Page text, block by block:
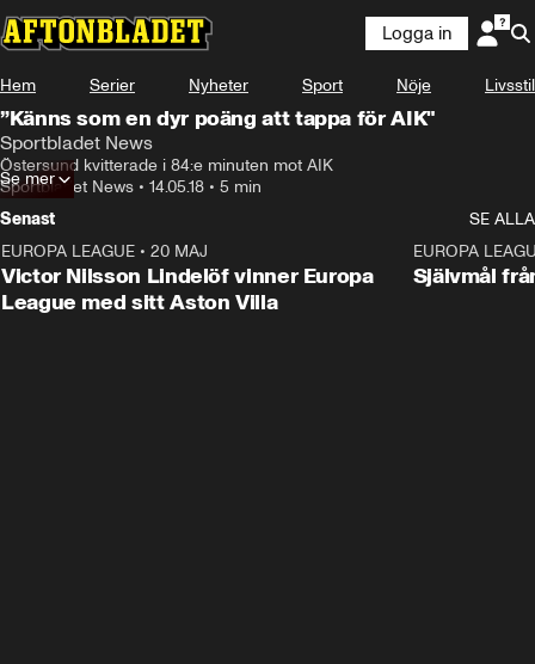
Logga in
Hem Serier Nyheter Sport Nöje Livsstil
”Känns som en dyr poäng att tappa för AIK"
Sportbladet News
Östersund kvitterade i 84:e minuten mot AIK
Sportbladet News • 14.05.18 • 5 min
Se mer
Senast
SE ALLA
EUROPA LEAGUE • 20 MAJ
Victor Nilsson Lindelöf vinner Europa
League med sitt Aston Villa
EUROPA
Självmål